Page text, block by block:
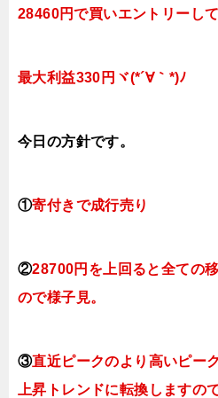
28460円で買いエントリーし
最大利益330円 ヾ(*´∀｀*)ﾉ
今日 の方針です。
①寄付きで成行売り
②28700円を上回ると全ての
ので様子見。
③直近ピークのより高いピー
上昇トレンドに転換しますの